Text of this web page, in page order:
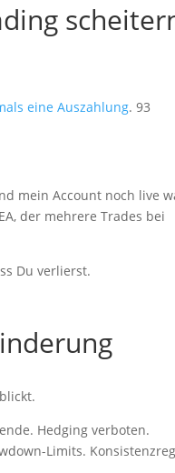
eine Auszahlung. 93
mein Account noch live
der mehrere Trades bei
Du verlierst.
Hedging verboten.
Limits.